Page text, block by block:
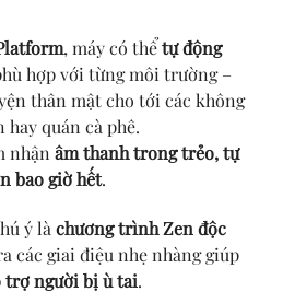
, máy có thểtự động
hợp với từng môi trường –
thân mật cho tới các không
quán cà phê.
nhận âm thanh trong trẻo, tự
bao giờ hết.
ý là chương trình Zen độc
các giai điệu nhẹ nhàng giúp
trợ người bị ù tai.